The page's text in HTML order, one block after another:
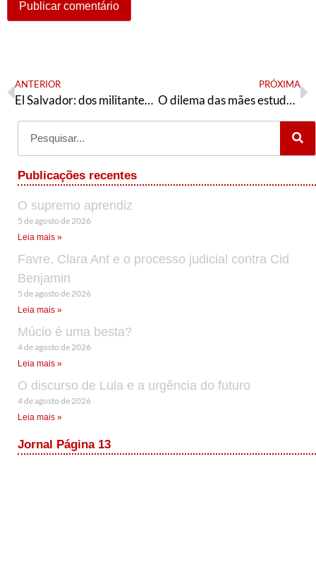
ANTERIOR
El Salvador: dos militantes del FMLN fueron asesinados y Bukele insinuó que se trató de un autoatentado
PRÓXIMA
O dilema das mães estudantes durante a pandemia
Publicações recentes
O supremo aprendiz
5 de agosto de 2026
Leia mais »
Favre, Clara Ant e o processo judicial contra Cid
Benjamin
5 de agosto de 2026
Leia mais »
Múcio é uma besta?
4 de agosto de 2026
Leia mais »
O discurso de Lula e a urgência do futuro
4 de agosto de 2026
Leia mais »
Jornal Página 13